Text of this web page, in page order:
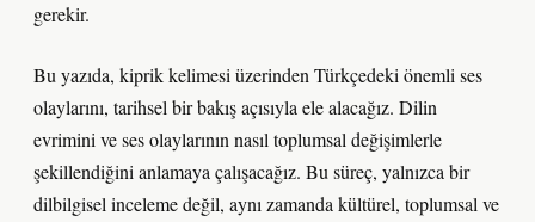
gerekir.
Bu yazıda, kiprik kelimesi üzerinden Türkçedeki önemli ses
olaylarını, tarihsel bir bakış açısıyla ele alacağız. Dilin
evrimini ve ses olaylarının nasıl toplumsal değişimlerle
şekillendiğini anlamaya çalışacağız. Bu süreç, yalnızca bir
dilbilgisel inceleme değil, aynı zamanda kültürel, toplumsal ve